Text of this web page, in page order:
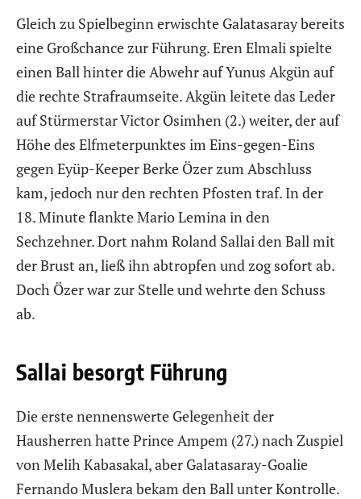
Gleich zu Spielbeginn erwischte Galatasaray bereits
eine Großchance zur Führung. Eren Elmali spielte
einen Ball hinter die Abwehr auf Yunus Akgün auf
die rechte Strafraumseite. Akgün leitete das Leder
auf Stürmerstar Victor Osimhen (2.) weiter, der auf
Höhe des Elfmeterpunktes im Eins-gegen-Eins
gegen Eyüp-Keeper Berke Özer zum Abschluss
kam, jedoch nur den rechten Pfosten traf. In der
18. Minute flankte Mario Lemina in den
Sechzehner. Dort nahm Roland Sallai den Ball mit
der Brust an, ließ ihn abtropfen und zog sofort ab.
Doch Özer war zur Stelle und wehrte den Schuss
ab.
Sallai besorgt Führung
Die erste nennenswerte Gelegenheit der
Hausherren hatte Prince Ampem (27.) nach Zuspiel
von Melih Kabasakal, aber Galatasaray-Goalie
Fernando Muslera bekam den Ball unter Kontrolle.